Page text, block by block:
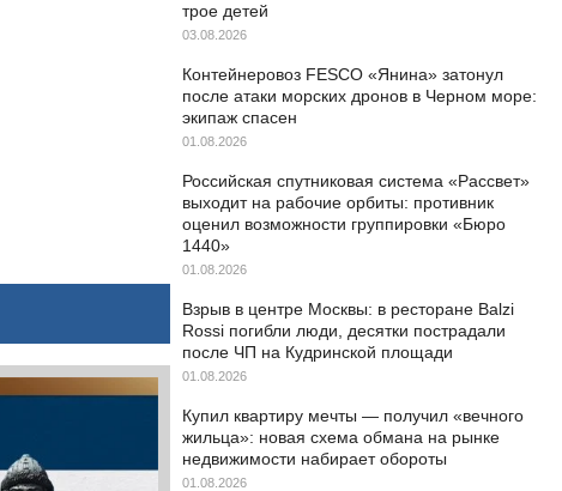
трое детей
03.08.2026
Контейнеровоз FESCO «Янина» затонул
после атаки морских дронов в Черном море:
экипаж спасен
01.08.2026
Российская спутниковая система «Рассвет»
выходит на рабочие орбиты: противник
оценил возможности группировки «Бюро
1440»
01.08.2026
Взрыв в центре Москвы: в ресторане Balzi
Rossi погибли люди, десятки пострадали
после ЧП на Кудринской площади
01.08.2026
Купил квартиру мечты — получил «вечного
жильца»: новая схема обмана на рынке
недвижимости набирает обороты
01.08.2026